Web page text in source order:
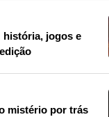
história, jogos e
mistério por trás